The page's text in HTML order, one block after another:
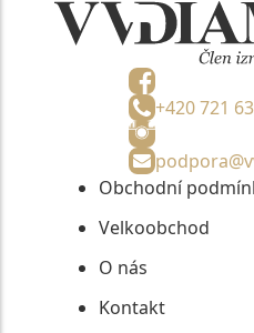
+420 721
Obchodní
Velkoobchod
O nás
Kontakt